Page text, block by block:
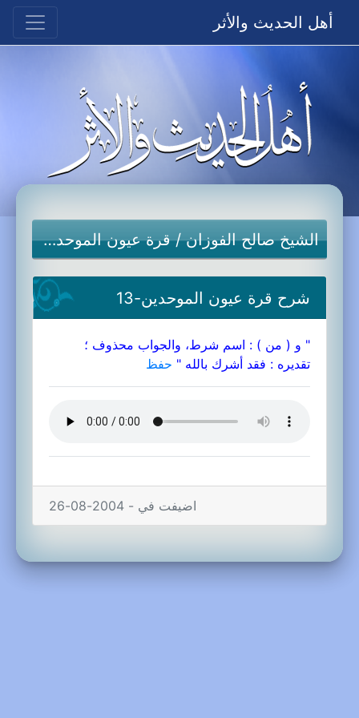
أهل الحديث والأثر
الشيخ صالح الفوزان/قرة عيون الموحدين
شرح قرة عيون الموحدين-13
" و ( من ) : اسم شرط، والجواب محذوف ؛
تقديره : فقد أشرك بالله " حفظ
اضيفت في - 2004-08-26